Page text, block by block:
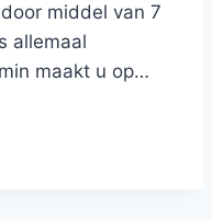
middel van 7
allemaal
maakt u op…